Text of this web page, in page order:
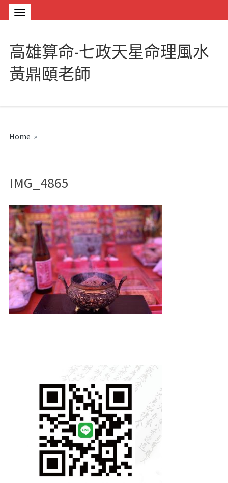
高雄算命-七政天星命理風水
黃鼎頤老師
Home »
IMG_4865